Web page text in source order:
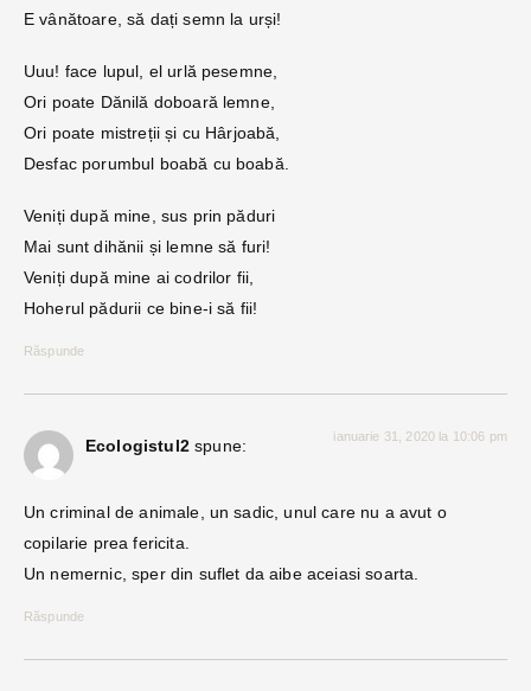
E vânătoare, să dați semn la urși!
Uuu! face lupul, el urlă pesemne,
Ori poate Dănilă doboară lemne,
Ori poate mistreții și cu Hârjoabă,
Desfac porumbul boabă cu boabă.
Veniți după mine, sus prin păduri
Mai sunt dihănii și lemne să furi!
Veniți după mine ai codrilor fii,
Hoherul pădurii ce bine-i să fii!
Răspunde
Ecologistul2 spune: ianuarie 31, 2020 la 10:06 pm
Un criminal de animale, un sadic, unul care nu a avut o
copilarie prea fericita.
Un nemernic, sper din suflet da aibe aceiasi soarta.
Răspunde